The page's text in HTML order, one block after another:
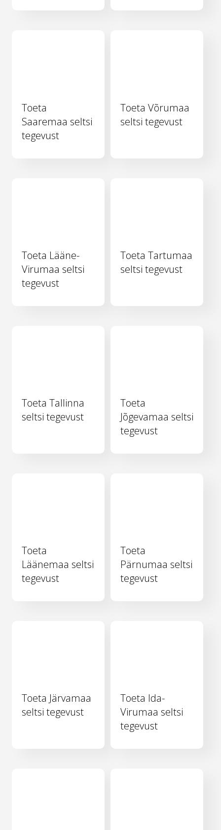
Toeta
Saaremaa seltsi
tegevust
Toeta Võrumaa
seltsi tegevust
Toeta Lääne-
Virumaa seltsi
tegevust
Toeta Tartumaa
seltsi tegevust
Toeta Tallinna
seltsi tegevust
Toeta
Jõgevamaa seltsi
tegevust
Toeta
Läänemaa seltsi
tegevust
Toeta
Pärnumaa seltsi
tegevust
Toeta Järvamaa
seltsi tegevust
Toeta Ida-
Virumaa seltsi
tegevust